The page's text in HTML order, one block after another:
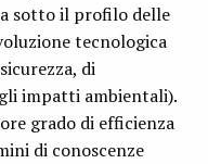
sotto il profilo delle
tecnologica
di
impatti ambientali).
grado di efficienza
di conoscenze